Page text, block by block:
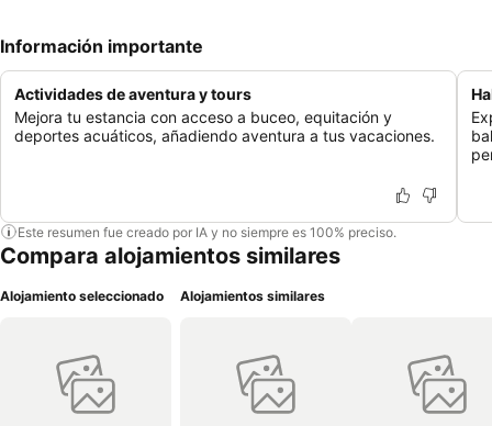
Información importante
Actividades de aventura y tours
Mejora tu estancia con acceso a buceo, equitación y
deportes acuáticos, añadiendo aventura a tus vacaciones.
Este resumen fue creado por IA y no siempre es 100% preciso.
Compara alojamientos similares
Alojamiento seleccionado Alojamientos similares